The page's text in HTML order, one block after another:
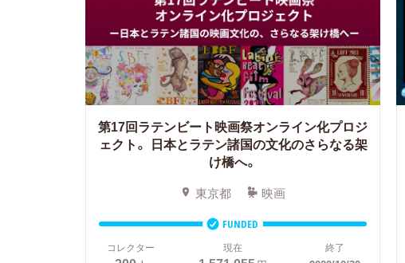
第17回ラテンビート映画祭オンライン化プロジ
ェクト。 日本とラテン諸国の文化のさらなる架
け橋へ。
東京都 映画
FUNDED
コレクター
現在 終了